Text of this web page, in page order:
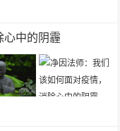
中的阴霾